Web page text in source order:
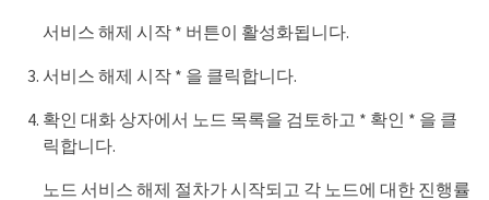
서비스 해제 시작 * 버튼이 활성화됩니다.
서비스 해제 시작 * 을 클릭합니다.
확인 대화 상자에서 노드 목록을 검토하고 * 확인 * 을 클
릭합니다.
노드 서비스 해제 절차가 시작되고 각 노드에 대한 진행률